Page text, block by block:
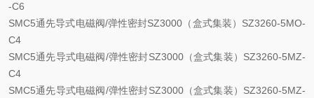
-C6
SMC5通先导式电磁阀/弹性密封SZ3000（盒式集装）SZ3260-5MO-
C4
SMC5通先导式电磁阀/弹性密封SZ3000（盒式集装）SZ3260-5MZ-
C4
SMC5通先导式电磁阀/弹性密封SZ3000（盒式集装）SZ3260-5MZ-